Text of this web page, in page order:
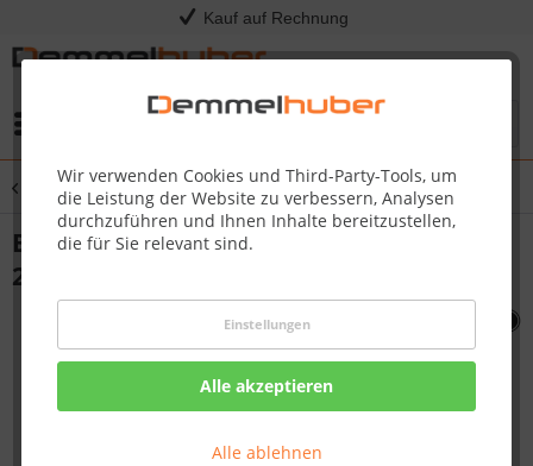
Kauf auf Rechnung
Wir verwenden Cookies und Third-Party-Tools, um
die Leistung der Website zu verbessern, Analysen
durchzuführen und Ihnen Inhalte bereitzustellen,
die für Sie relevant sind.
Einstellungen
Alle akzeptieren
Alle ablehnen
Übersicht Sonstige Ersatzteile
BOTTLE CAP CONTAINER PRO665/8
25/500-1 #N185-0005